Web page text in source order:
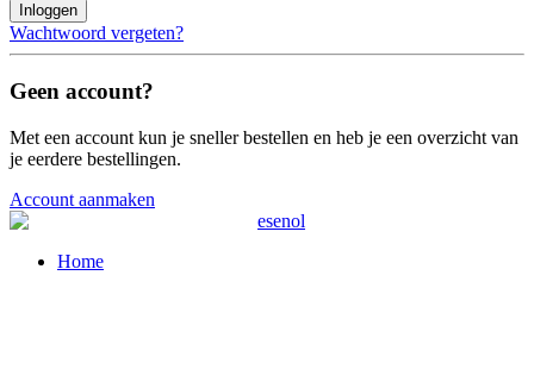
Inloggen
Wachtwoord vergeten?
Geen account?
Met een account kun je sneller bestellen en heb je een overzicht van
je eerdere bestellingen.
Account aanmaken
Home